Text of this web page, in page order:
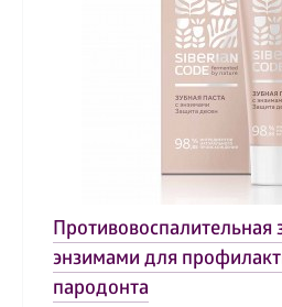
Противовоспалительная
энзимами для
пародонта